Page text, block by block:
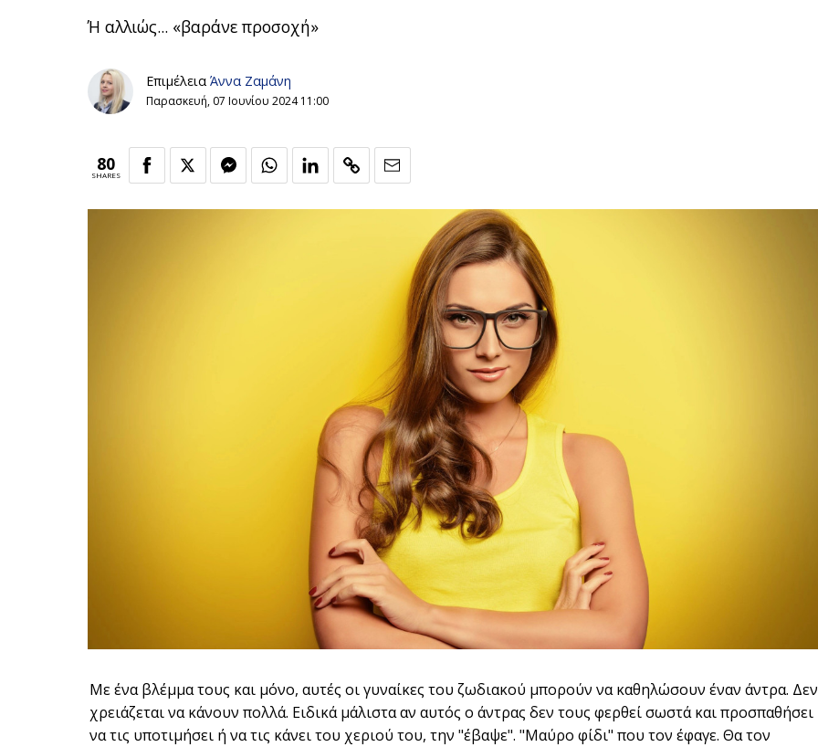
Ή αλλιώς... «βαράνε προσοχή»
Επιμέλεια Άννα Ζαμάνη
Παρασκευή, 07 Ιουνίου 2024 11:00
80
SHARES
Με ένα βλέμμα τους και μόνο, αυτές οι γυναίκες του ζωδιακού μπορούν να καθηλώσουν έναν άντρα. Δεν
χρειάζεται να κάνουν πολλά. Ειδικά μάλιστα αν αυτός ο άντρας δεν τους φερθεί σωστά και προσπαθήσει
να τις υποτιμήσει ή να τις κάνει του χεριού του, την "έβαψε". "Μαύρο φίδι" που τον έφαγε. Θα τον